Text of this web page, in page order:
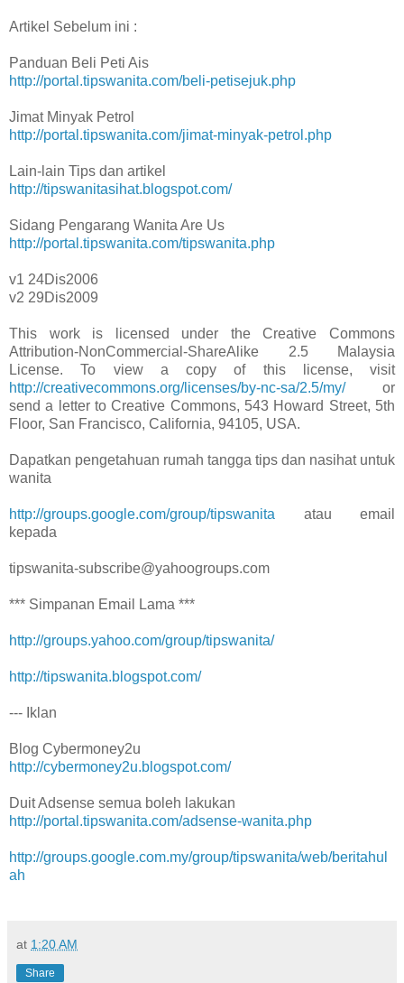
Artikel Sebelum ini :
Panduan Beli Peti Ais
http://portal.tipswanita.com/beli-petisejuk.php
Jimat Minyak Petrol
http://portal.tipswanita.com/jimat-minyak-petrol.php
Lain-lain Tips dan artikel
http://tipswanitasihat.blogspot.com/
Sidang Pengarang Wanita Are Us
http://portal.tipswanita.com/tipswanita.php
v1 24Dis2006
v2 29Dis2009
This work is licensed under the Creative Commons
Attribution-NonCommercial-ShareAlike 2.5 Malaysia
License. To view a copy of this license, visit
http://creativecommons.org/licenses/by-nc-sa/2.5/my/or
send a letter to Creative Commons, 543 Howard Street, 5th
Floor, San Francisco, California, 94105, USA.
Dapatkan pengetahuan rumah tangga tips dan nasihat untuk
wanita
http://groups.google.com/group/tipswanita atau email
kepada
tipswanita-subscribe@yahoogroups.com
*** Simpanan Email Lama ***
http://groups.yahoo.com/group/tipswanita/
http://tipswanita.blogspot.com/
--- Iklan
Blog Cybermoney2u
http://cybermoney2u.blogspot.com/
Duit Adsense semua boleh lakukan
http://portal.tipswanita.com/adsense-wanita.php
http://groups.google.com.my/group/tipswanita/web/beritahul
ah
at 1:20 AM
Share